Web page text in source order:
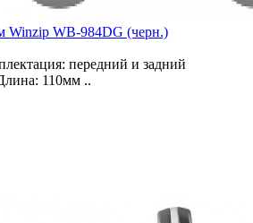
Winzip WB-984DG (черн.)
передний и задний
110мм ..